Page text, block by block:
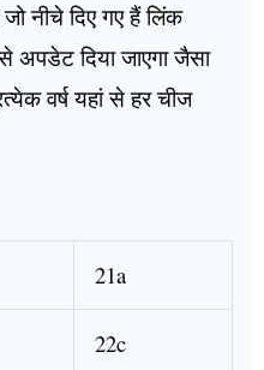
नीचे दिए गए हैं लिंक
अपडेट दिया जाएगा जैसा
वर्ष यहां से हर चीज
21a
22c